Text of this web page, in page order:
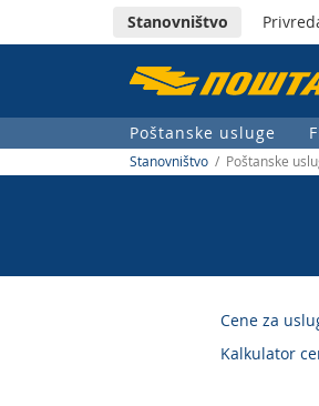
Пошта
Србије
д.о.о.
Stanovništvo
Poštanske usluge
Stanovništvo / Poštanske
Cene za
Kalkulator